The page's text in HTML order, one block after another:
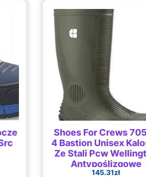
Shoes For Crews
4 Bastion Unisex
Ze Stali Pcw
Antypoślizgowe
145.31zł